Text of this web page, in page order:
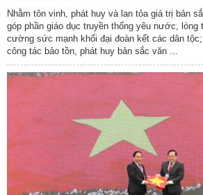
Nhằm tôn vinh, phát huy và lan tỏa giá trị bản
góp phần giáo dục truyền thống yêu nước, lòng
cường sức mạnh khối đại đoàn kết các dân
công tác bảo tồn, phát huy bản sắc văn ...